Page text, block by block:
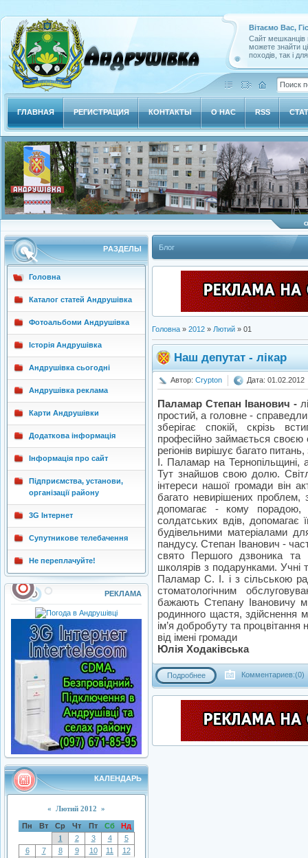
Вітаємо Вас,
Сайт мешканців
можете знайти
походів, так і
ГЛАВНАЯ РЕГИСТРАЦИЯ КОНТАКТЫ О НАС RSS
РAЗДЕЛЫ
Головна
Каталог статей Андрушівка
Фотоальбоми Андрушівка
Історія Андрушівка
Андрушівка сьогодні
Андрушівка реклама
Карти Андрушівки
Додаткова інформація
Інформація про сайт
Підприємства, установи,
організації району
3G Інтернет
Супутникове телебачення
Не переплачуйте!
РЕКЛАМА
КАЛЕНДАРЬ
« Лютий 2012 »
Пн Вт Ср Чт Пт Сб
Нд
1
2 3 4
5
6
7 8 9 10 11
12
Блог
Головна » 2012 » Лютий » 01
Наш депутат - лікар
Автор: Crypton Дата: 01.02.2012
Паламар Степан Іванович -
простий, а головне -
зберігає спокій, скрізь
професійно займається своєю
регіонів вирішує багато
І. Паламар на
Тут знайшов свою долю.
інтереси нашої громади він
багато невирішених проблем,
допомагає - кому порадою,
солдатських вдів,
будівельними матеріалами
пандусу. Степан Іванович -
свято Першого дзвоника
школярів з подарунками. Учні
Паламар С. І. і з сільською
стоматологічним
бажають Степану Івановичу
родинного щастя, здійснення
ім’я добробуту та процвітання
від імені громади
Юлія Ходаківська
Подробнее Комментариев:(0)